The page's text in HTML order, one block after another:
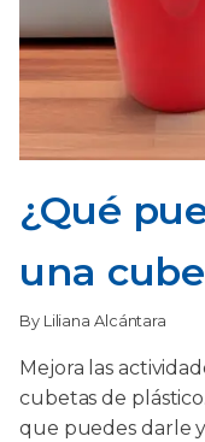
¿Qué
una
By Liliana Alcántara
Mejora las
cubetas de
que puedes darle